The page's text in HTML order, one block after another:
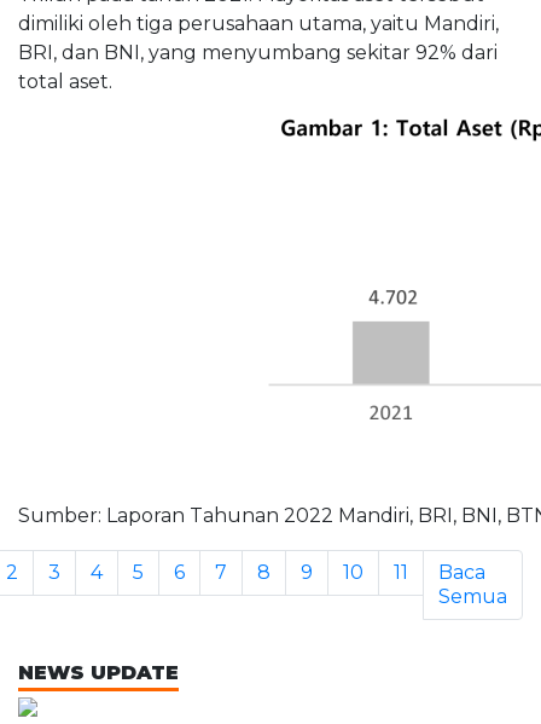
dimiliki oleh tiga perusahaan utama, yaitu Mandiri,
BRI, dan BNI, yang menyumbang sekitar 92% dari
total aset.
Sumber: Laporan Tahunan 2022 Mandiri, BRI, BNI,
2 3 4 5 6 7 8 9 10 11
Baca
Semua
NEWS UPDATE